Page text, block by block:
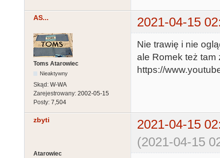
AS... 2021-04-15
Toms Atarowiec
Nieaktywny
Skąd: W-WA
Zarejestrowany: 2002-05-15
Posty: 7,504
Nie trawię i nie
ale Romek też tam
https://
zbyti
2021-04-15
(2021-04-15
Atarowiec